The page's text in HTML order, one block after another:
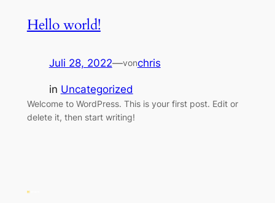
Hello world!
Juli 28, 2022—vonchris
in Uncategorized
Welcome to WordPress. This is your first post. Edit or
delete it, then start writing!